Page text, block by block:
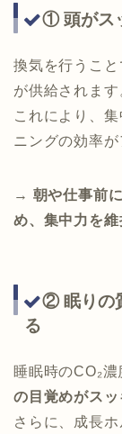
① 頭がス
換気を行うこ
が供給されます
これにより、
ニングの効率が
→ 朝や仕事前
め、集中力を維
② 眠りの
る
睡眠時のCO₂
の目覚めがスッ
さらに、成長